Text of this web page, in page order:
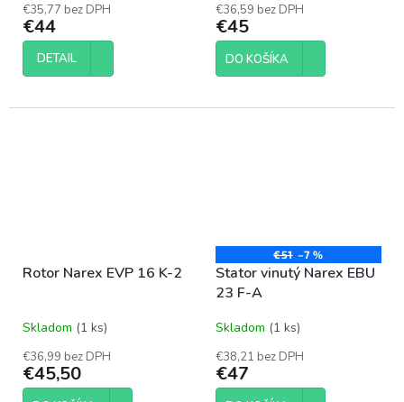
€35,77 bez DPH
€44
DETAIL
€36,59 bez DPH
€45
DO KOŠÍKA
Rotor Narex EVP 16 K-2
Skladom (1 ks)
€36,99 bez DPH
€45,50
€51 –7 %
Stator vinutý Narex EBU
23 F-A
Skladom (1 ks)
€38,21 bez DPH
€47